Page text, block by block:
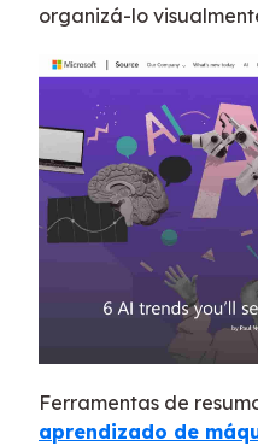
organizá-lo
Ferramentas de
aprendizado de